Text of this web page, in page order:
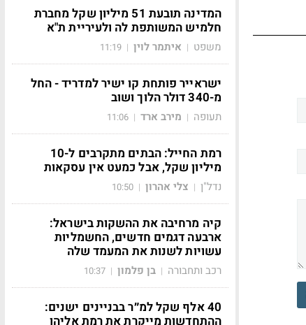
המדינה תובעת 51 מיליון שקל מחברת
חלמיש המשותפת לה ולעיריית ת"א
משפט | איתמר לוין |
11:19
ישראייר פותחת קו ישיר למדריד - החל
מ-340 דולר הלוך ושוב
תעופה | מירב ארד |
11:06
רמת החייל: הבתים מתקרבים ל-10
מיליון שקל, אבל כמעט אין עסקאות
נדל"ן | צלי אהרון |
10:50
קיה מרחיבה את ההשקות בישראל:
ארבעה דגמים חדשים, החשמליות
עשויות לשנות את המעמד שלה
רכב ותחבורה | בן פלמון |
10:37
40 אלף שקל למ״ר בבניינים ישנים:
ההתחדשות מייקרת את רמת אליהו